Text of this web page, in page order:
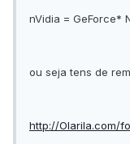
nVidia = GeForce*
ou seja tens de
http://Olarila.com/